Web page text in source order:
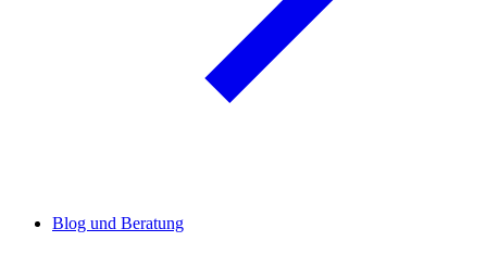
Blog und Beratung